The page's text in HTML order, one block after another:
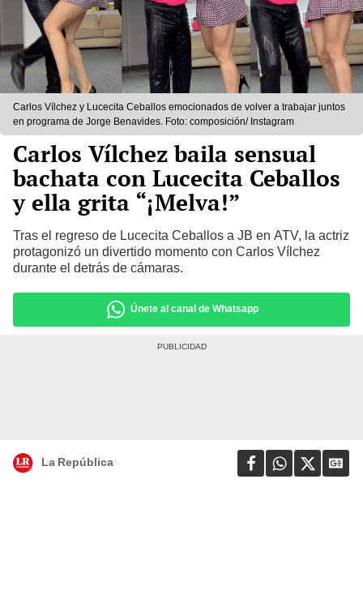
Carlos Vílchez y Lucecita Ceballos emocionados de volver a trabajar juntos
en programa de Jorge Benavides. Foto: composición/ Instagram
Carlos Vílchez baila sensual
bachata con Lucecita Ceballos
y ella grita “¡Melva!”
Tras el regreso de Lucecita Ceballos a JB en ATV, la actriz
protagonizó un divertido momento con Carlos Vílchez
durante el detrás de cámaras.
Únete al canal de Whatsapp
La República